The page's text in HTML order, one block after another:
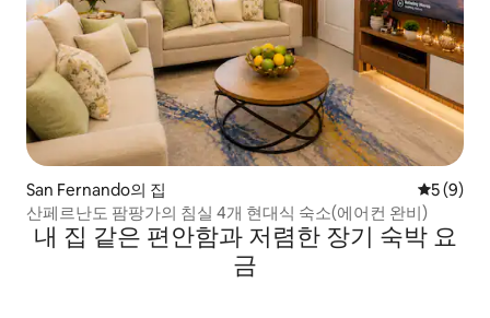
San Fernando의 집 평점 5점
5 (9)
산페르난도 팜팡가의 침실 4개 현대식 숙소(에어컨 완비)
내 집 같은 편안함과 저렴한 장기 숙박 요
금